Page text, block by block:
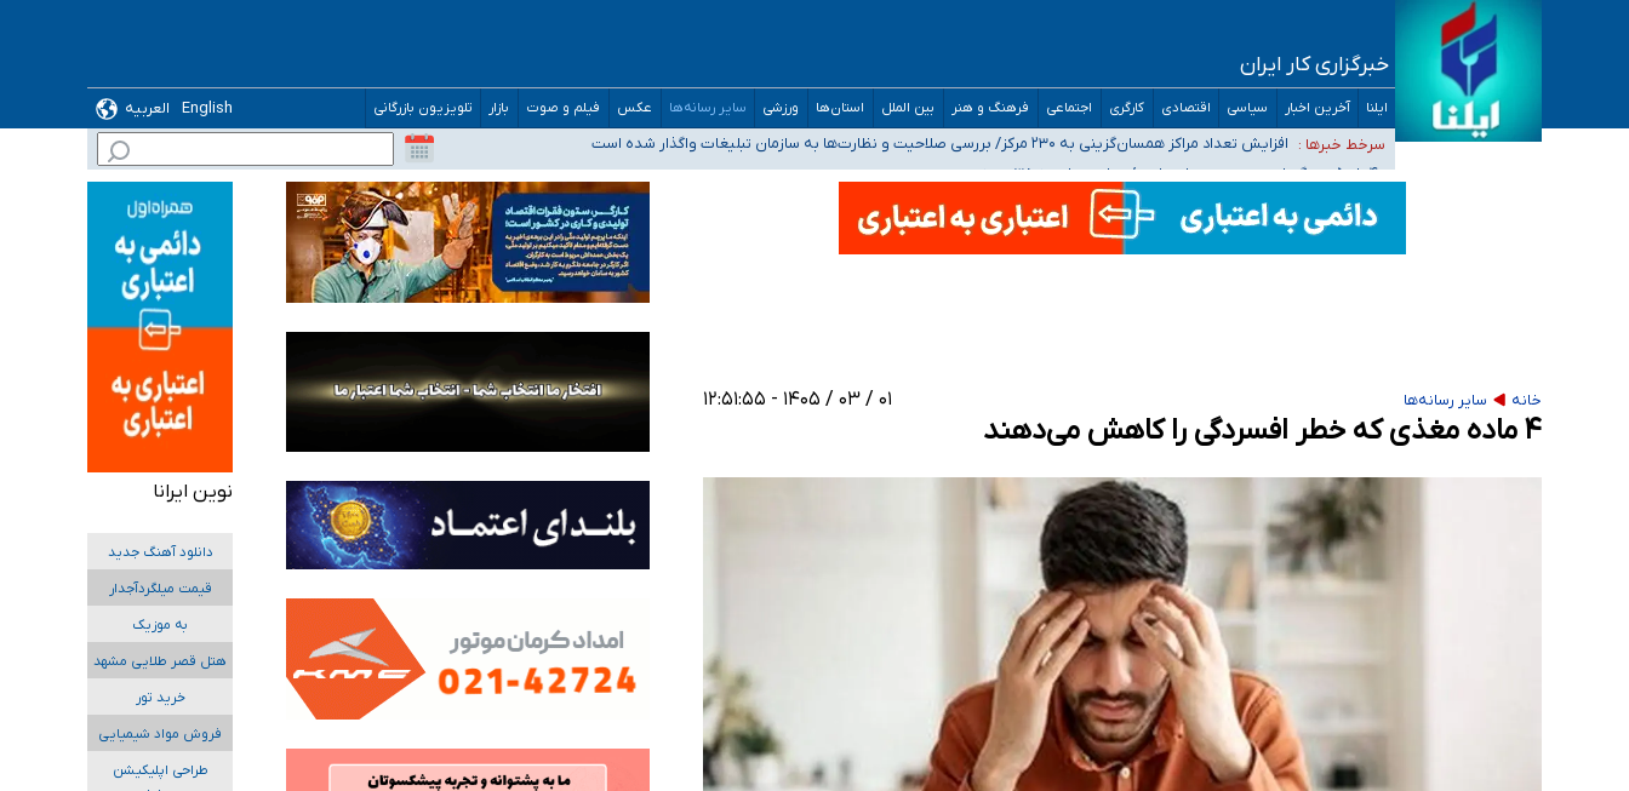
خبرگزاری کار ایران
ایلنا آخرین اخبار سیاسی اقتصادی کارگری اجتماعی فرهنگ و هنر بین الملل استان‌ها ورزشی سایر رسانه‌ها عکس فیلم و صوت بازار تلویزیون بازرگانی English
العربیه
سرخط خبرها :
ضرورت آموزش حریم خصوصی در فضای آنلاین در مدارس/ هزینه‌های سنگین اجتماعی انتشار تصاویر خصوصی برای قربانیان/ سوءاستفاده
مجرمان از ترس رسواییافزایش تعداد مراکز همسان‌گزینی به ۲۳۰ مرکز/ بررسی صلاحیت و نظارت‌ها به سازمان تبلیغات واگذار شده است
۴۰ تا ۵۰ روز گرمای نسبی در پیش داریم/ دمای تهران به ۳۸ درجه می‌رسد
موضع وزارت بهداشت درباره ظرفیت پزشکی کنکور ۱۴۰۵: خواستار اصلاح ظرفیت‌ها هستیم، اما هنوز پاسخ مشخصی نگرفته‌ایم
تعویق آزمون ورودی دکترای تخصصی فرماندهی صحنه عملیات و دکترای تخصصی جغرافیای نظامی دافوس آجا
خانه سایر رسانه‌ها ۰۱ / ۰۳ / ۱۴۰۵ - ۱۲:۵۱:۵۵
۴ ماده مغذی که خطر افسردگی را کاهش می‌دهند
نوین ایرانا
دانلود آهنگ جدید
قیمت میلگردآجدار
به موزیک
هتل قصر طلایی مشهد
خرید تور
فروش مواد شیمیایی
طراحی اپلیکیشن